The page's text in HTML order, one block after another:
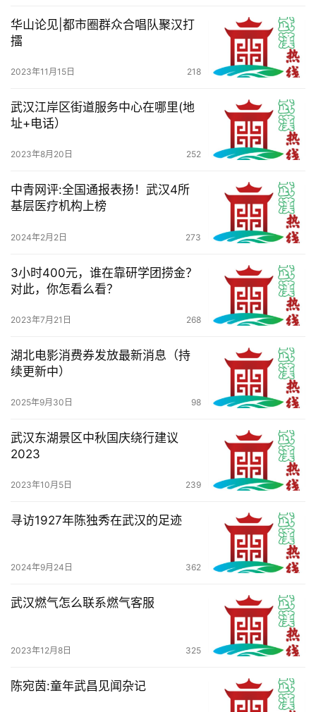
观
察
关
我
们
服
导
航
华山论见|都市圈群众合唱队聚汉打
擂
2023年11月15日 218
武汉江岸区街道服务中心在哪里(地
址+电话）
2023年8月20日 252
中青网评:全国通报表扬！武汉4所
基层医疗机构上榜
2024年2月2日 273
3小时400元，谁在靠研学团捞金？
对此，你怎看么看？
2023年7月21日 268
湖北电影消费券发放最新消息（持
续更新中）
2025年9月30日 98
武汉东湖景区中秋国庆绕行建议
2023
2023年10月5日 239
寻访1927年陈独秀在武汉的足迹
2024年9月24日 362
武汉燃气怎么联系燃气客服
2023年12月8日 325
陈宛茵:童年武昌见闻杂记